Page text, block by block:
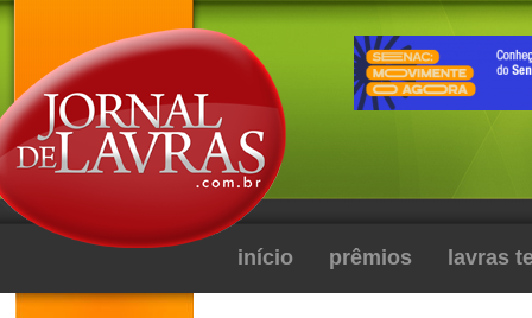
início prêmios lavras